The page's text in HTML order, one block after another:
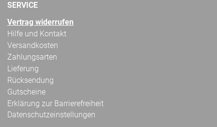
SERVICE
Vertrag widerrufen
Hilfe und Kontakt
Versandkosten
Zahlungsarten
Lieferung
Rücksendung
Gutscheine
Erklärung zur Barrierefreiheit
Datenschutzeinstellungen